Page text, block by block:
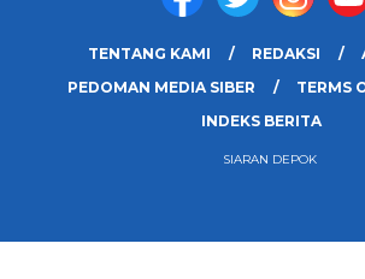
TENTANG KAMI REDAKSI
PEDOMAN MEDIA SIBER
TERMS
INDEKS BERITA
SIARAN DEPOK